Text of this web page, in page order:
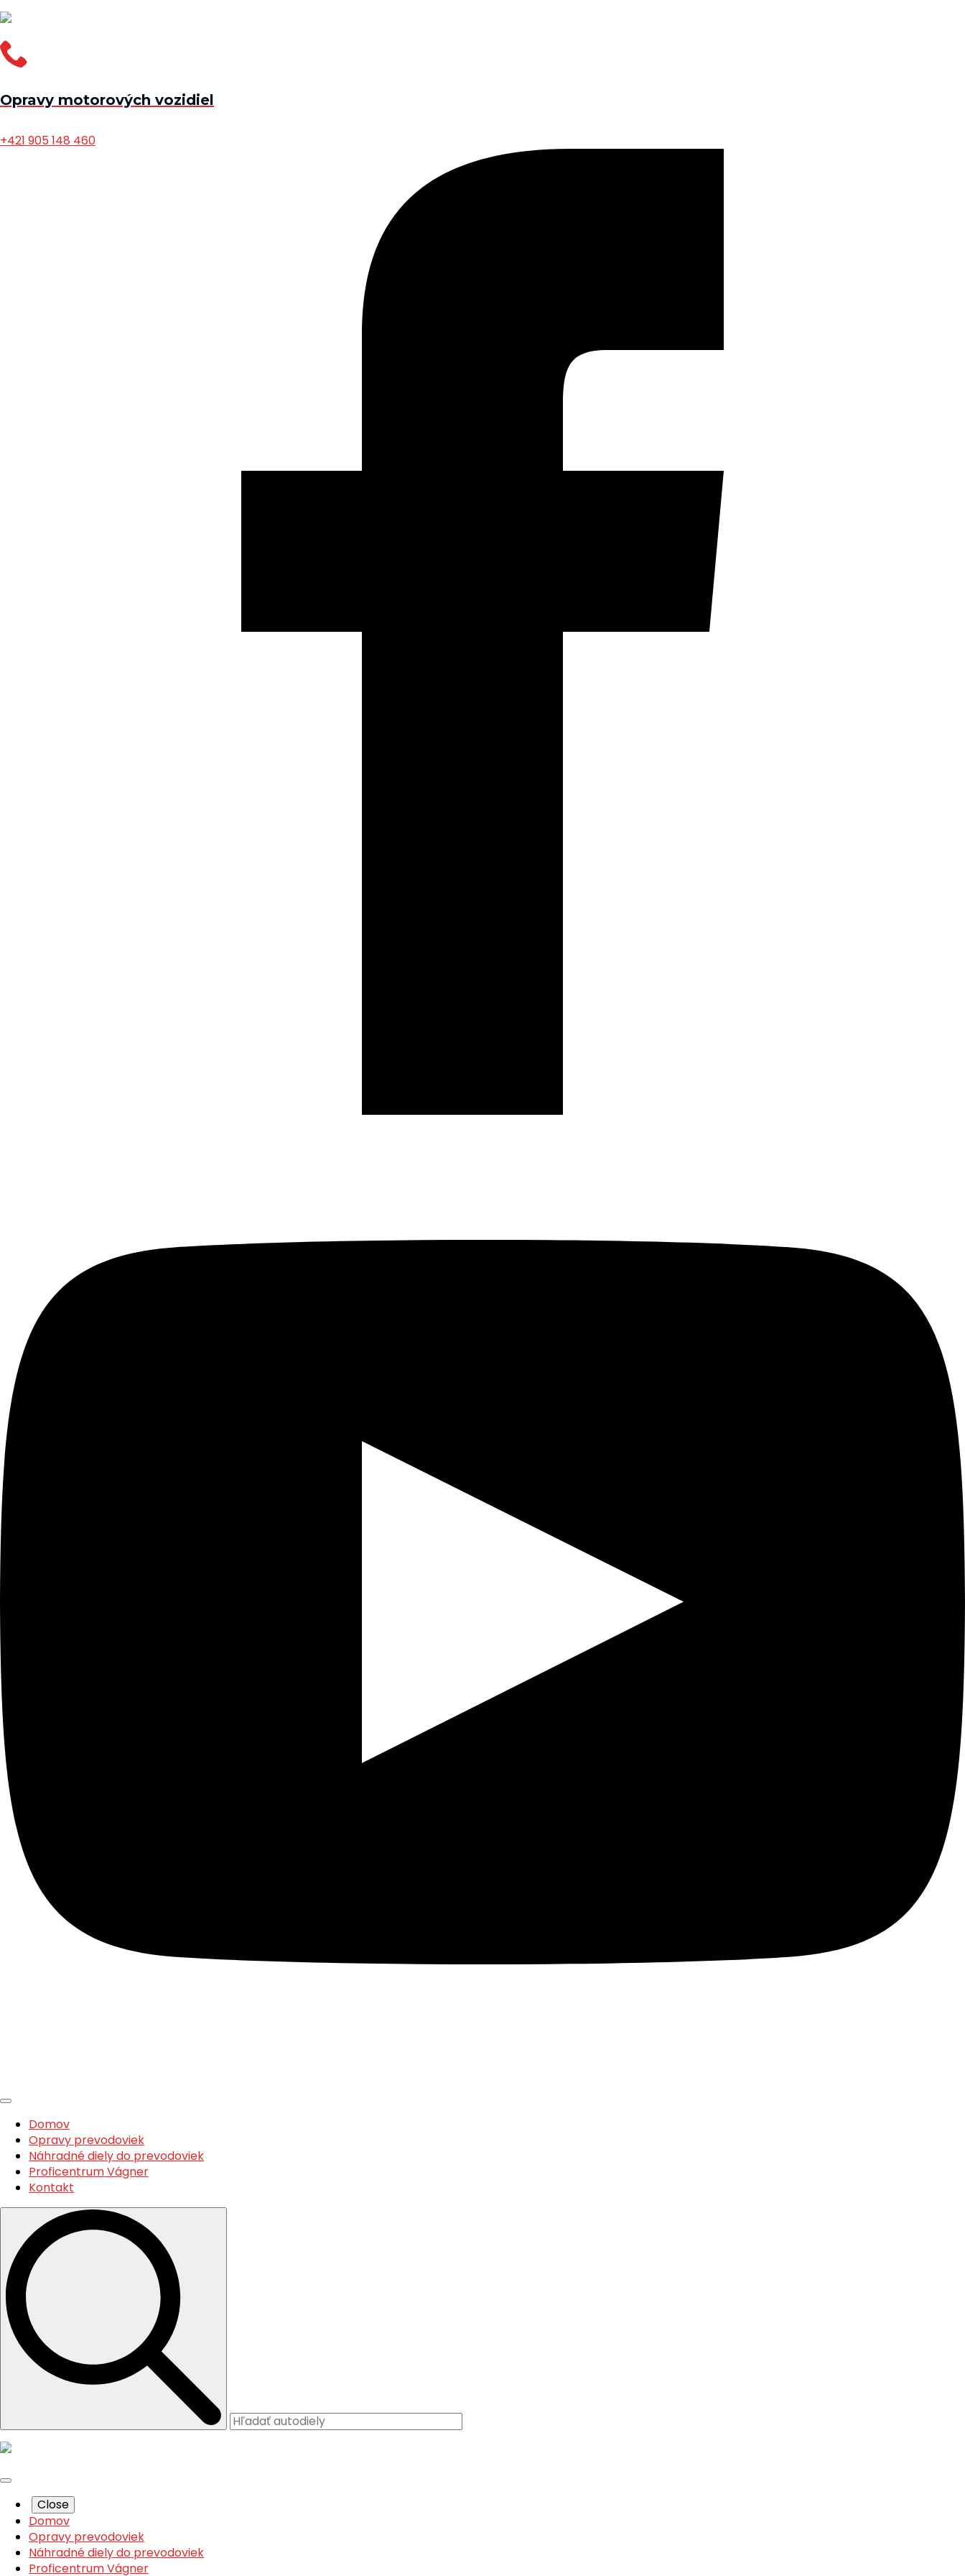
Opravy motorových vozidiel
+421 905 148 460
Domov
Opravy prevodoviek
Náhradné diely do prevodoviek
Proficentrum Vágner
Kontakt
Close
Domov
Opravy prevodoviek
Náhradné diely do prevodoviek
Proficentrum Vágner